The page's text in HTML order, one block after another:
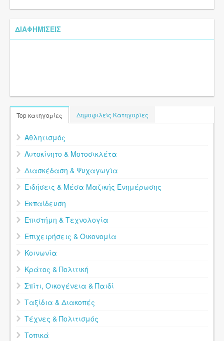
ΔΙΑΦΗΜΊΣΕΙΣ
Top κατηγορίες Δημοφιλείς Κατηγορίες
Αθλητισμός
Αυτοκίνητο & Μοτοσικλέτα
Διασκέδαση & Ψυχαγωγία
Ειδήσεις & Μέσα Μαζικής Ενημέρωσης
Εκπαίδευση
Επιστήμη & Τεχνολογία
Επιχειρήσεις & Οικονομία
Κοινωνία
Κράτος & Πολιτική
Σπίτι, Οικογένεια & Παιδί
Ταξίδια & Διακοπές
Τέχνες & Πολιτισμός
Τοπικά